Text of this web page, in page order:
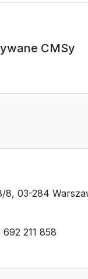
CMSy
8, 03-284
211 858